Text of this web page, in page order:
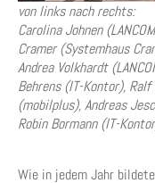
von links nach rechts:
Carolina Johnen
Cramer (Systemhaus
Andrea Volkhardt
Behrens (IT-Kontor), Ralf
(mobilplus), Andreas
Robin Bormann (IT-
Wie in jedem Jahr